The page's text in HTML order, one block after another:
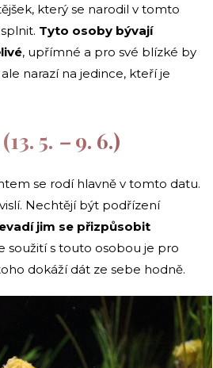
který se narodil v tomto
Tyto osoby bývají
, upřímné a pro své blízké by
narazí na jedince, kteří je
5. – 9. 6.)
se rodí hlavně v tomto datu.
Nechtějí být podřízení
jim se přizpůsobit
soužití s touto osobou je pro
dokáží dát ze sebe hodně.